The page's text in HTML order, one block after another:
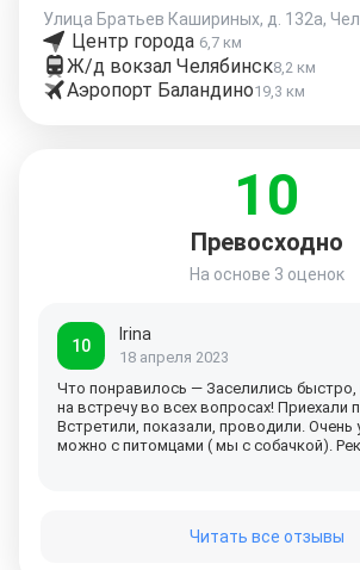
Улица Братьев Кашириных, д. 132а,
Центр города 6,7 км
Ж/д вокзал Челябинск8,2 км
Аэропорт Баландино19,3 км
10
Превосходно
На основе 3 оценок
10
Irina
18 апреля 2023
Что понравилось — Заселились
на встречу во всех вопросах! Приехали
Встретили, показали, проводили. Очень
можно с питомцами ( мы с собачкой).
Читать все отзывы